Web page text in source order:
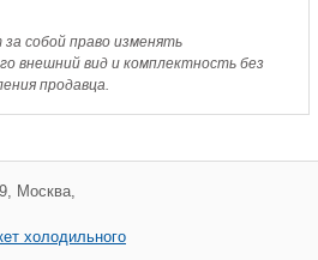
собой право изменять
внешний вид и комплектность без
продавца.
Москва